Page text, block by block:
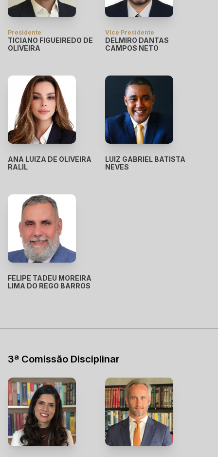
Presidente
TICIANO FIGUEIREDO DE
OLIVEIRA
Vice Presidente
DELMIRO DANTAS
CAMPOS NETO
ANA LUIZA DE OLIVEIRA
RALIL
LUIZ GABRIEL BATISTA
NEVES
FELIPE TADEU MOREIRA
LIMA DO REGO BARROS
3ª Comissão Disciplinar